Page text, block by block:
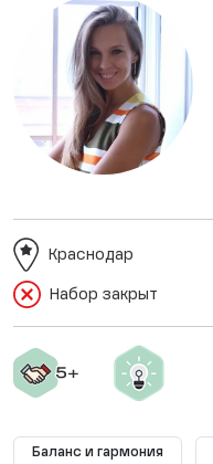
Набор закрыт
Краснодар
Баланс и гармония